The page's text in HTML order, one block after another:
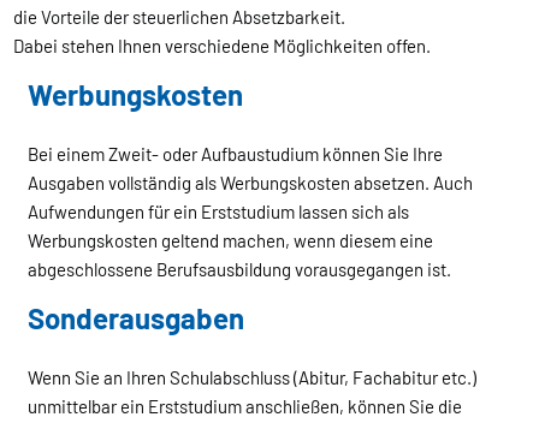
die Vorteile der steuerlichen Absetzbarkeit.
Dabei stehen Ihnen verschiedene Möglichkeiten offen.
Werbungskosten
Bei einem Zweit- oder Aufbaustudium können Sie Ihre
Ausgaben vollständig als Werbungskosten absetzen. Auch
Aufwendungen für ein Erststudium lassen sich als
Werbungskosten geltend machen, wenn diesem eine
abgeschlossene Berufsausbildung vorausgegangen ist.
Sonderausgaben
Wenn Sie an Ihren Schulabschluss (Abitur, Fachabitur etc.)
unmittelbar ein Erststudium anschließen, können Sie die